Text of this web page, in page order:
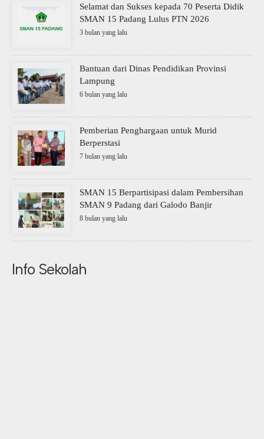
Selamat dan Sukses kepada 70 Peserta Didik
SMAN 15 Padang Lulus PTN 2026
3 bulan yang lalu
Bantuan dari Dinas Pendidikan Provinsi
Lampung
6 bulan yang lalu
Pemberian Penghargaan untuk Murid
Berperstasi
7 bulan yang lalu
SMAN 15 Berpartisipasi dalam Pembersihan
SMAN 9 Padang dari Galodo Banjir
8 bulan yang lalu
Info Sekolah